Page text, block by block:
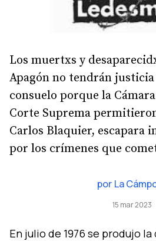
Los muertxs y
Apagón no tendrán
consuelo porque la
Corte Suprema
Carlos Blaquier, escapara
por los crímenes que
por La
15 mar 2023
En julio de 1976 se produjo